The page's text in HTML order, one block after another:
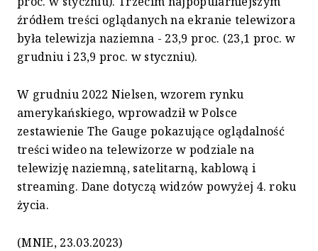
źródłem treści oglądanych na ekranie telewizora
była telewizja naziemna - 23,9 proc. (23,1 proc. w
grudniu i 23,9 proc. w styczniu).
W grudniu 2022 Nielsen, wzorem rynku
amerykańskiego, wprowadził w Polsce
zestawienie The Gauge pokazujące oglądalność
treści wideo na telewizorze w podziale na
telewizję naziemną, satelitarną, kablową i
streaming. Dane dotyczą widzów powyżej 4. roku
życia.
(MNIE, 23.03.2023)